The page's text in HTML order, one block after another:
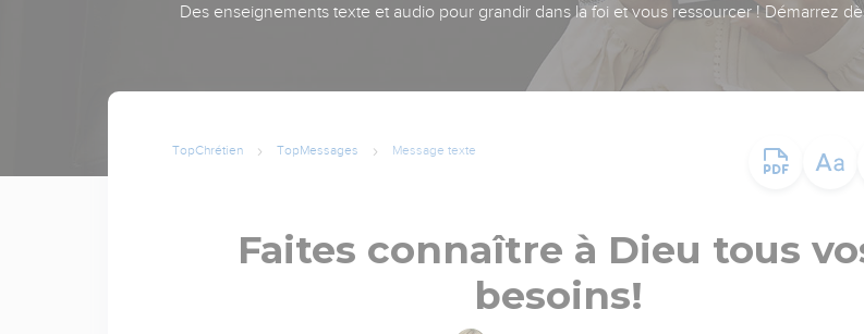
Des enseignements texte et audio pour grandir dans la foi et vous ressourcer ! Démarrez
TopChrétien TopMessages Message texte
Faites connaître à Dieu tous
besoins!